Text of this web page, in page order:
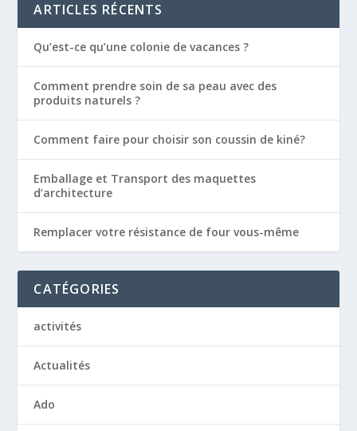
ARTICLES RÉCENTS
Qu’est-ce qu’une colonie de vacances ?
Comment prendre soin de sa peau avec des
produits naturels ?
Comment faire pour choisir son coussin de kiné?
Emballage et Transport des maquettes
d’architecture
Remplacer votre résistance de four vous-même
CATÉGORIES
activités
Actualités
Ado